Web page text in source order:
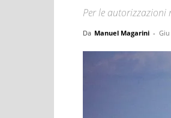
Per le
Da Manuel Magarini - Giu